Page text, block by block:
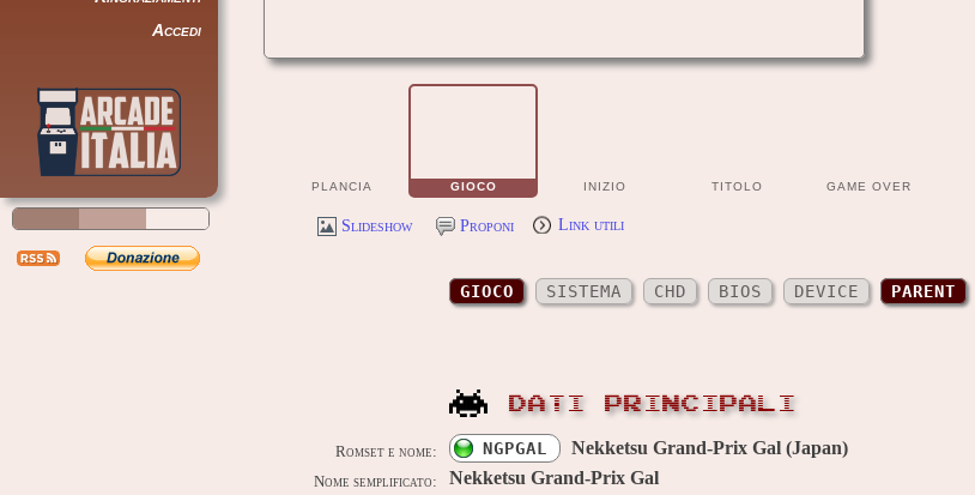
Accedi
PLANCIA GIOCO INIZIO TITOLO GAME OVER
Slideshow Proponi Link utili
GIOCO SISTEMA CHD BIOS DEVICE PARENT
DATI PRINCIPALI
Romset e nome: NGPGAL Nekketsu Grand-Prix Gal (Japan)
Nome semplificato: Nekketsu Grand-Prix Gal